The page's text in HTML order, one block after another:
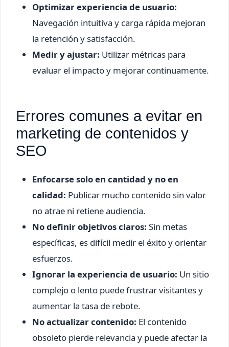
Optimizar experiencia de usuario:
Navegación intuitiva y carga rápida mejoran
la retención y satisfacción.
Medir y ajustar: Utilizar métricas para
evaluar el impacto y mejorar continuamente.
Errores comunes a evitar en
marketing de contenidos y
SEO
Enfocarse solo en cantidad y no en
calidad: Publicar mucho contenido sin valor
no atrae ni retiene audiencia.
No definir objetivos claros: Sin metas
específicas, es difícil medir el éxito y orientar
esfuerzos.
Ignorar la experiencia de usuario: Un sitio
complejo o lento puede frustrar visitantes y
aumentar la tasa de rebote.
No actualizar contenido: El contenido
obsoleto pierde relevancia y puede afectar la